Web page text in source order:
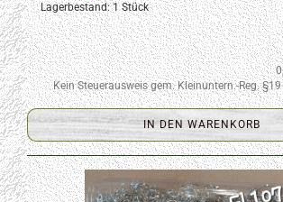
Lagerbestand: 1 Stück
Kein Steuerausweis gem. Kleinuntern.-Reg.
IN DEN WARENKORB